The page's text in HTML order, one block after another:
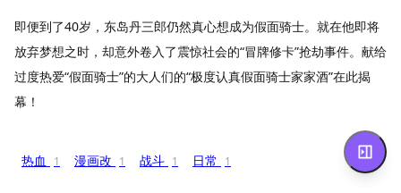
即便到了40岁，东岛丹三郎仍然真心想成为假面骑士。就在他即将
放弃梦想之时，却意外卷入了震惊社会的“冒牌修卡”抢劫事件。献给
过度热爱“假面骑士”的大人们的“极度认真假面骑士家家酒”在此揭
幕！
热血 1 漫画改 1 战斗 1 日常 1